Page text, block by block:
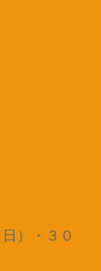
）・３０